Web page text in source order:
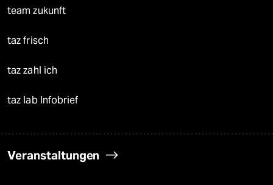
team zukunft
taz frisch
taz zahl ich
taz lab Infobrief
Veranstaltungen